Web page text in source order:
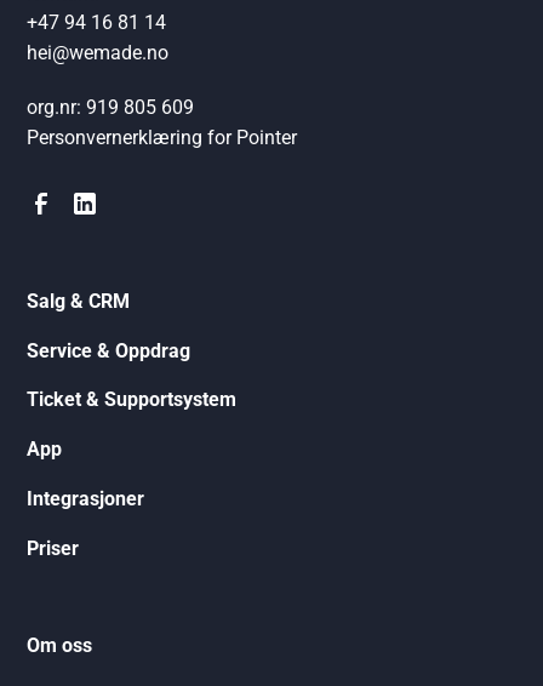
+47 94 16 81 14
hei@wemade.no
org.nr: 919 805 609
Personvernerklæring for Pointer
Salg & CRM
Service & Oppdrag
Ticket & Supportsystem
App
Integrasjoner
Priser
Om oss